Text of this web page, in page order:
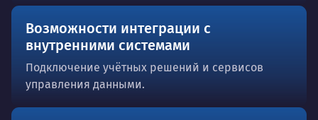
Возможности интеграции с
внутренними системами
Подключение учётных решений и сервисов
управления данными.